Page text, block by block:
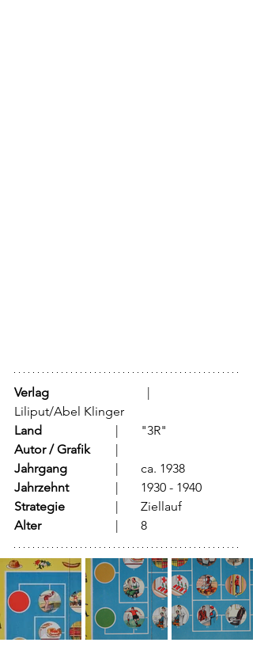
Verlag
Liliput/Abel Klinger
Land
			  |	"3R"
Autor / Grafik
Jahrgang
		  |	ca. 1938
Jahrzehnt
		  |	1930 - 1940
Strategie
		  |	Ziellauf
Alter
			  |	8